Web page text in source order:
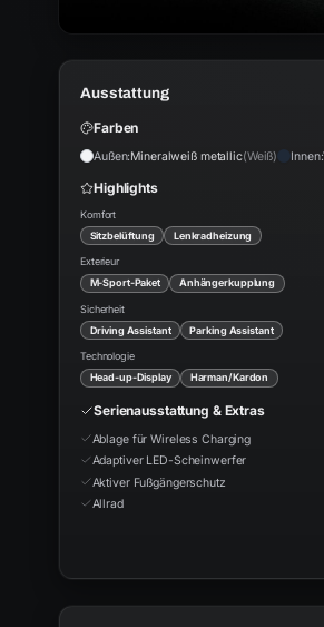
Ausstattung
Farben
Außen:Mineralweiß metallic(Weiß) Innen:
Highlights
Komfort
Sitzbelüftung
Lenkradheizung
Exterieur
M-Sport-Paket
Anhängerkupplung
Sicherheit
Driving Assistant
Parking Assistant
Technologie
Head-up-Display
Harman/Kardon
Serienausstattung & Extras
Ablage für Wireless Charging
Adaptiver LED-Scheinwerfer
Aktiver Fußgängerschutz
Allrad